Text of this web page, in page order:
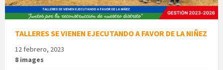
TALLERES SE VIENEN EJECUTANDO A FAVOR DE LA NIÑEZ
12 febrero, 2023
8 images